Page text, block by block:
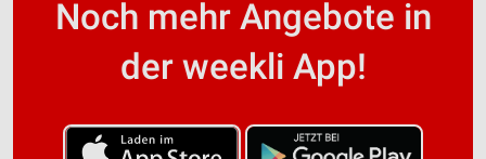
Noch mehr Angebote in
der weekli App!